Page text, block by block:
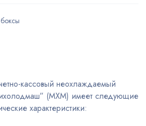
кассовый неохлаждаемый
(МХМ) имеет следующие
характеристики: